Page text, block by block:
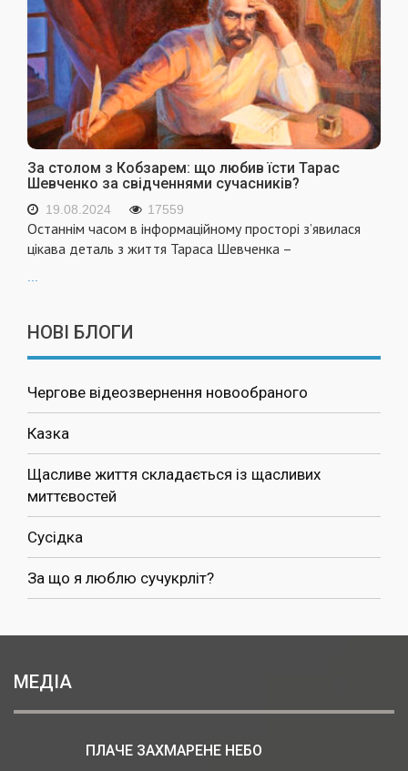
За столом з Кобзарем: що любив їсти Тарас
Шевченко за свідченнями сучасників?
19.08.2024 17559
Останнім часом в інформаційному просторі з’явилася
цікава деталь з життя Тараса Шевченка –
НОВІ БЛОГИ
Чергове відеозвернення новообраного
Казка
Щасливе життя складається із щасливих
миттєвостей
Сусідка
За що я люблю сучукрліт?
МЕДІА
ПЛАЧЕ ЗАХМАРЕНЕ НЕБО